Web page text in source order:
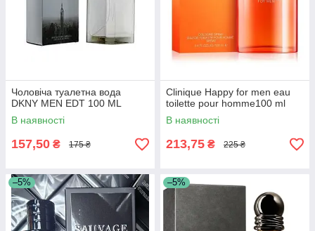
Чоловіча туалетна вода
DKNY MEN EDT 100 ML
В наявності
157,50 ₴ 175 ₴
Clinique Happy for men eau
toilette pour homme100 ml
В наявності
213,75 ₴ 225 ₴
–5% –5%